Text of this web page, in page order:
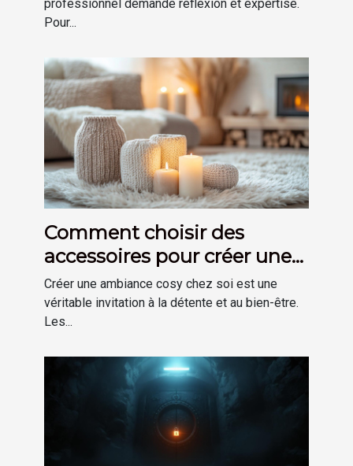
professionnel demande réflexion et expertise.
Pour...
Comment choisir des
accessoires pour créer une
ambiance cosy chez soi
Créer une ambiance cosy chez soi est une
véritable invitation à la détente et au bien-être.
Les...